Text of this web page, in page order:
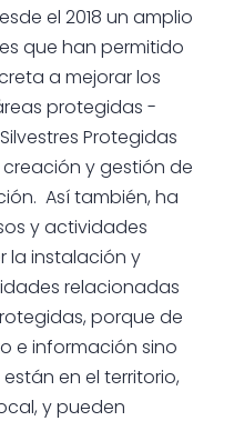
el 2018 un amplio
que han permitido
a mejorar los
protegidas -
Protegidas
y gestión de
Así también, ha
y actividades
la instalación y
relacionadas
porque de
e información sino
en el territorio,
y pueden